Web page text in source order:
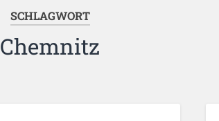
SCHLAGWORT
Chemnitz